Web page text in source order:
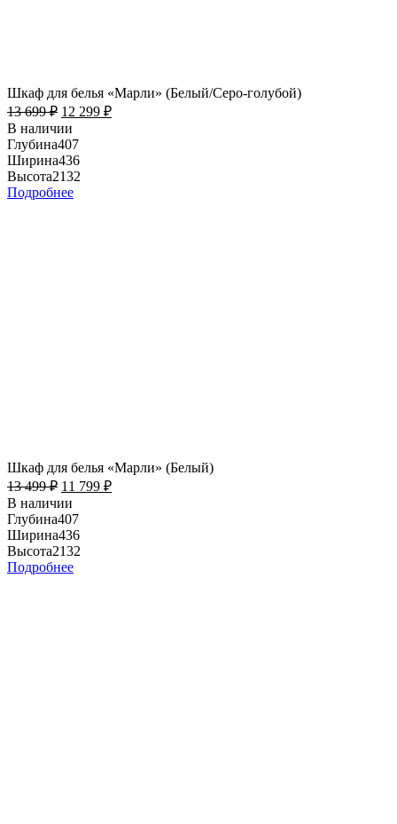
Шкаф для белья «Марли» (Белый/Серо-голубой)
13 699₽ 12 299 ₽
В наличии
Глубина407
Ширина436
Высота2132
Подробнее
Шкаф для белья «Марли» (Белый)
13 499₽ 11 799 ₽
В наличии
Глубина407
Ширина436
Высота2132
Подробнее